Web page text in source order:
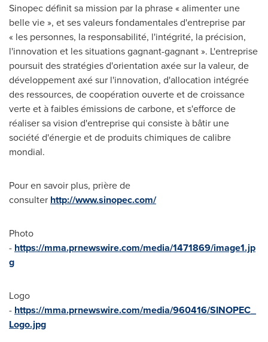
Sinopec définit sa mission par la phrase « alimenter une
belle vie », et ses valeurs fondamentales d'entreprise par
« les personnes, la responsabilité, l'intégrité, la précision,
l'innovation et les situations gagnant-gagnant ». L'entreprise
poursuit des stratégies d'orientation axée sur la valeur, de
développement axé sur l'innovation, d'allocation intégrée
des ressources, de coopération ouverte et de croissance
verte et à faibles émissions de carbone, et s'efforce de
réaliser sa vision d'entreprise qui consiste à bâtir une
société d'énergie et de produits chimiques de calibre
mondial.
Pour en savoir plus, prière de
consulter http://www.sinopec.com/
Photo
- https://mma.prnewswire.com/media/1471869/image1.jp
g
Logo
- https://mma.prnewswire.com/media/960416/SINOPEC_
Logo.jpg